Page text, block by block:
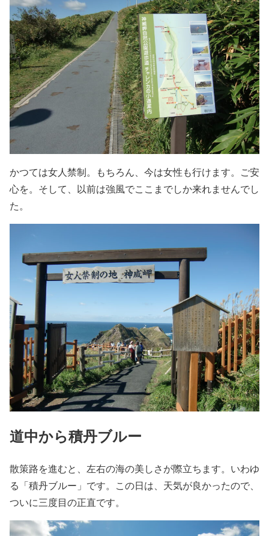
かつては女人禁制。もちろん、今は女性も行けます。ご安
心を。そして、以前は強風でここまでしか来れませんでし
た。
道中から積丹ブルー
散策路を進むと、左右の海の美しさが際立ちます。いわゆ
る「積丹ブルー」です。この日は、天気が良かったので、
ついに三度目の正直です。